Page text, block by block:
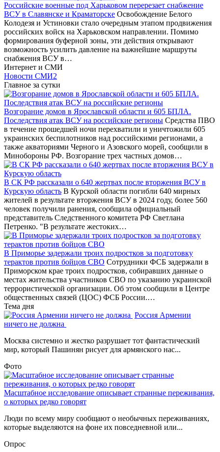
Российские военные под Харьковом перерезает снабжение
ВСУ в Славянске и Краматорске Освобождение Белого
Колодезя и Устиновки стало очередным этапом продвижения
российских войск на Харьковском направлении. Помимо
формирования буферной зоны, эти действия открывают
возможность усилить давление на важнейшие маршруты
снабжения ВСУ в…
Интернет и СМИ
Новости СМИ2
Главное за сутки
Возгорание домов в Ярославской области и 605 БПЛА.
Последствия атак ВСУ на российские регионы Средства ПВО
в течение прошедшей ночи перехватили и уничтожили 605
украинских беспилотников над российскими регионами, а
также акваториями Черного и Азовского морей, сообщили в
Минобороны РФ. Возгорание трех частных домов…
В СК РФ рассказали о 640 жертвах после вторжения ВСУ в
Курскую область В Курской области погибли 640 мирных
жителей в результате вторжения ВСУ в 2024 году, более 560
человек получили ранения, сообщила официальный
представитель Следственного комитета РФ Светлана
Петренко. "В результате жестоких…
В Приморье задержали троих подростков за подготовку
терактов против бойцов СВО Сотрудники ФСБ задержали в
Приморском крае троих подростков, собиравших данные о
местах жительства участников СВО по указанию украинской
террористической организации. Об этом сообщили в Центре
общественных связей (ЦОС) ФСБ России.…
Тема дня
Россия Армении
ничего не должна
Москва системно и жестко разрушает тот фантастический
мир, который Пашинян рисует для армянского нас...
Фото
Масштабное исследование описывает странные переживания,
о которых редко говорят
Люди по всему миру сообщают о необычных переживаниях,
которые выделяются на фоне их повседневной или...
Опрос